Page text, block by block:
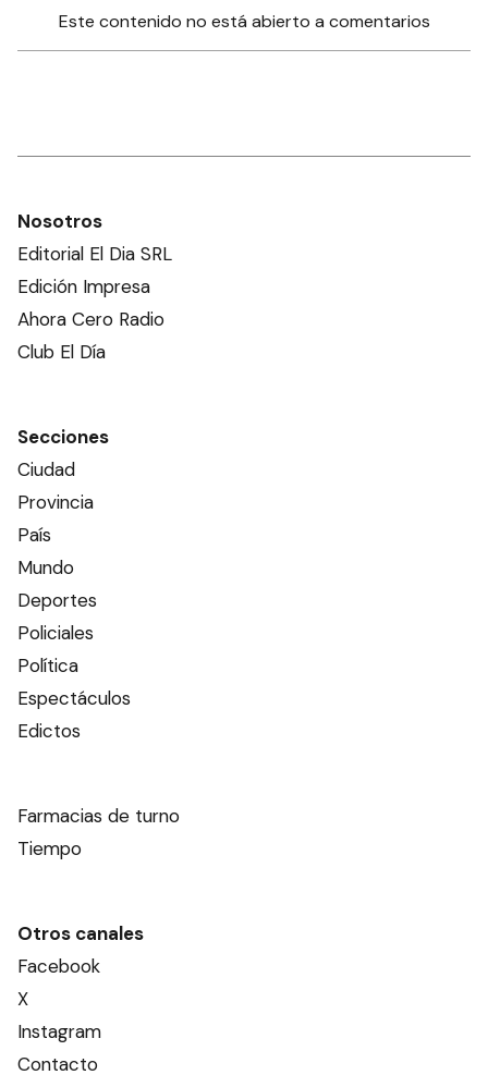
Este contenido no está abierto a comentarios
Nosotros
Editorial El Dia SRL
Edición Impresa
Ahora Cero Radio
Club El Día
Secciones
Ciudad
Provincia
País
Mundo
Deportes
Policiales
Política
Espectáculos
Edictos
Farmacias de turno
Tiempo
Otros canales
Facebook
X
Instagram
Contacto